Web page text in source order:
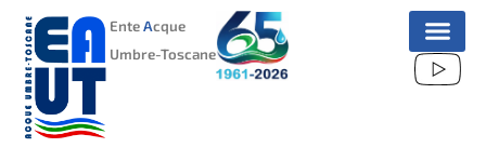
VAI
CONTENUTO
EnteAcque
Umbre-Toscane